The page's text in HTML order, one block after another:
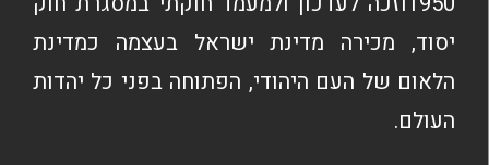
יסוד, מכירה מדינת ישראל בעצמה כמדינת
הלאום של העם היהודי, הפתוחה בפני כל יהדות
העולם.